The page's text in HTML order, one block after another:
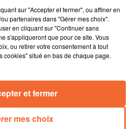
une extension de la
c'est l'Agglo qui a la main dans
historique de Bressuire
sur "Accepter et fermer", ou affiner en
partenaires dans "Gérer mes choix".
en cliquant sur "Continuer sans
s'appliqueront que pour ce site. Vous
ou retirer votre consentement à tout
cookies" situé en bas de chaque page.
mes choix
et fermer